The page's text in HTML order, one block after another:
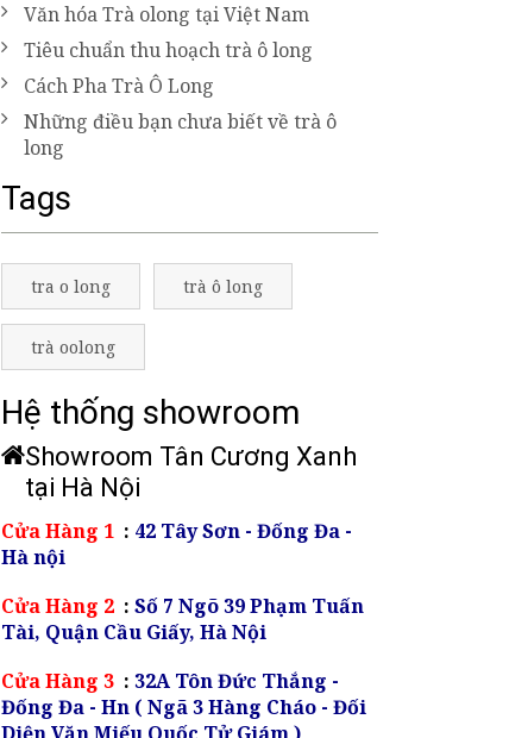
Văn hóa Trà olong tại Việt Nam
Tiêu chuẩn thu hoạch trà ô long
Cách Pha Trà Ô Long
Những điều bạn chưa biết về trà ô
long
Tags
tra o long trà ô long
trà oolong
Hệ thống showroom
Showroom Tân Cương Xanh
tại Hà Nội
Cửa Hàng 1 : 42 Tây Sơn - Đống Đa -
Hà nội
Cửa Hàng 2 : Số 7 Ngõ 39 Phạm Tuấn
Tài, Quận Cầu Giấy, Hà Nội
Cửa Hàng 3 : 32A Tôn Đức Thắng -
Đống Đa - Hn ( Ngã 3 Hàng Cháo - Đối